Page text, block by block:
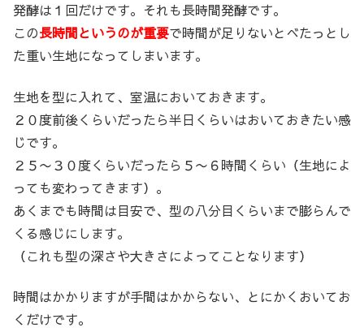
発酵は１回だけです。それも長時間発酵です。
この長時間というのが重要で時間が足りないとべたっとし
た重い生地になってしまいます。
生地を型に入れて、室温においておきます。
２０度前後くらいだったら半日くらいはおいておきたい感
じです。
２５〜３０度くらいだったら５〜６時間くらい（生地によ
っても変わってきます）。
あくまでも時間は目安で、型の八分目くらいまで膨らんで
くる感じにします。
（これも型の深さや大きさによってことなります）
時間はかかりますが手間はかからない、とにかくおいてお
くだけです。